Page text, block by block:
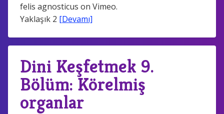
felis agnosticus on Vimeo.
Yaklaşık 2 [Devamı]
Dini Keşfetmek 9.
Bölüm: Körelmiş
organlar